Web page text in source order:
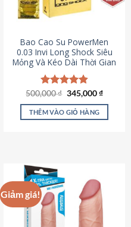
Bao Cao Su PowerMen
0.03 Invi Long Shock Siêu
Mỏng Và Kéo Dài Thời Gian
Được xếp
hạng4.85
5 sao
500,000₫ Giá
là:
500,000 ₫.
345,000₫Giá
tại
THÊM VÀO GIỎ HÀNG
Giảm giá!